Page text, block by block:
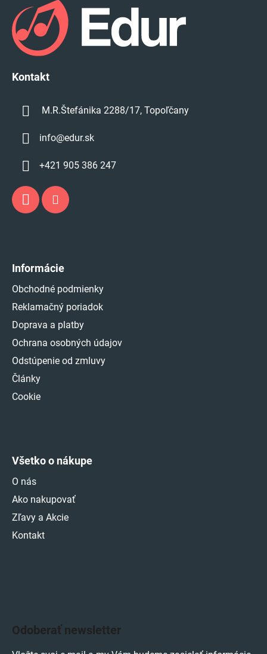
Kontakt
M.R.Štefánika 2288/17, Topoľčany
info@edur.sk
+421 905 386 247
Informácie
Obchodné podmienky
Reklamačný poriadok
Doprava a platby
Ochrana osobných údajov
Odstúpenie od zmluvy
Články
Cookie
Všetko o nákupe
O nás
Ako nakupovať
Zľavy a Akcie
Kontakt
Odoberať newsletter